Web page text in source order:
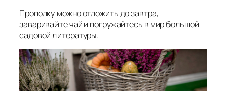
Прополку можно отложить до завтра,
заваривайте чай и погружайтесь в мир большой
садовой литературы.